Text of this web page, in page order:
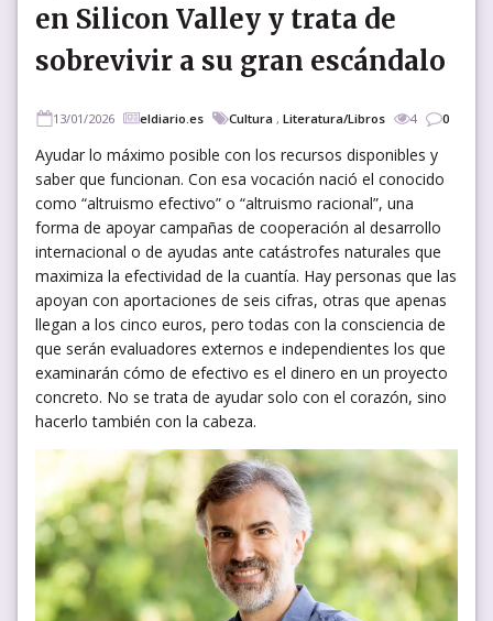
en Silicon Valley y trata de
sobrevivir a su gran escándalo
13/01/2026 eldiario.es Cultura , Literatura/Libros 4 0
Ayudar lo máximo posible con los recursos disponibles y
saber que funcionan. Con esa vocación nació el conocido
como “altruismo efectivo” o “altruismo racional”, una
forma de apoyar campañas de cooperación al desarrollo
internacional o de ayudas ante catástrofes naturales que
maximiza la efectividad de la cuantía. Hay personas que las
apoyan con aportaciones de seis cifras, otras que apenas
llegan a los cinco euros, pero todas con la consciencia de
que serán evaluadores externos e independientes los que
examinarán cómo de efectivo es el dinero en un proyecto
concreto. No se trata de ayudar solo con el corazón, sino
hacerlo también con la cabeza.